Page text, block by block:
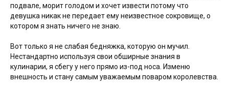
подвале, морит голодом и хочет извести потому что
девушка никак не передает ему неизвестное сокровище, о
котором я знать ничего не знаю.
Вот только я не слабая бедняжка, которую он мучил.
Нестандартно используя свои обширные знания в
кулинарии, я сбегу у него прямо из-под носа. Изменю
внешность и стану самым уважаемым поваром королевства.